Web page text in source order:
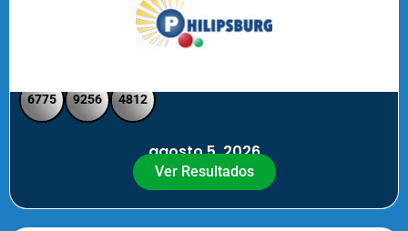
6775 9256 4812
agosto 5, 2026
Ver Resultados